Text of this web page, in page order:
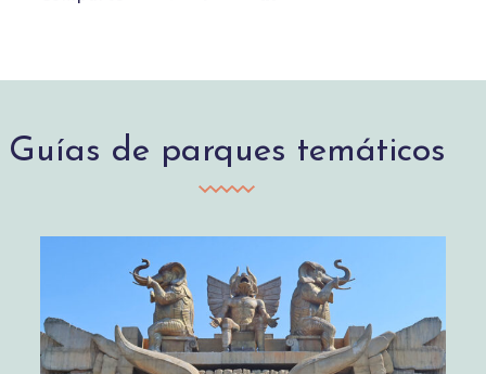
Guías de parques temáticos